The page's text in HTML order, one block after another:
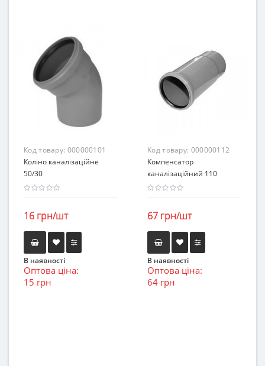
Код товару: 000000101
Коліно каналізаційне
50/30
16 грн/шт
В наявності
Оптова ціна:
15 грн
Код товару: 000000112
Компенсатор
каналізаційний 110
67 грн/шт
В наявності
Оптова ціна:
64 грн